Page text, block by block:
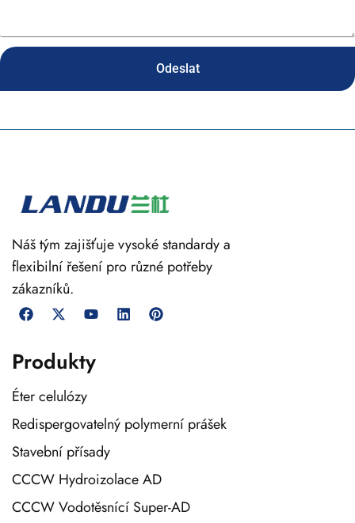
Odeslat
Náš tým zajišťuje vysoké standardy a
flexibilní řešení pro různé potřeby
zákazníků.
Produkty
Éter celulózy
Redispergovatelný polymerní prášek
Stavební přísady
CCCW Hydroizolace AD
CCCW Vodotěsnící Super-AD